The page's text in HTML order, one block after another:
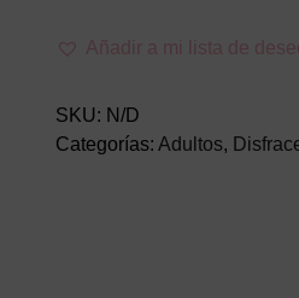
AdultoAñadir a mi lista de
SKU: N/D
Categorías: Adultos,